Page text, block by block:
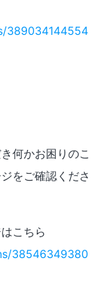
389034144554
何かお困りのこ
をご確認くださ
こちら
38546349380